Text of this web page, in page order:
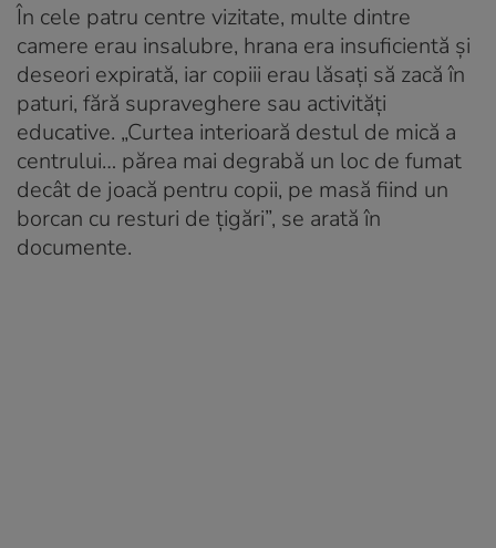
În cele patru centre vizitate, multe dintre
camere erau insalubre, hrana era insuficientă și
deseori expirată, iar copiii erau lăsați să zacă în
paturi, fără supraveghere sau activități
educative. „Curtea interioară destul de mică a
centrului… părea mai degrabă un loc de fumat
decât de joacă pentru copii, pe masă fiind un
borcan cu resturi de țigări”, se arată în
documente.